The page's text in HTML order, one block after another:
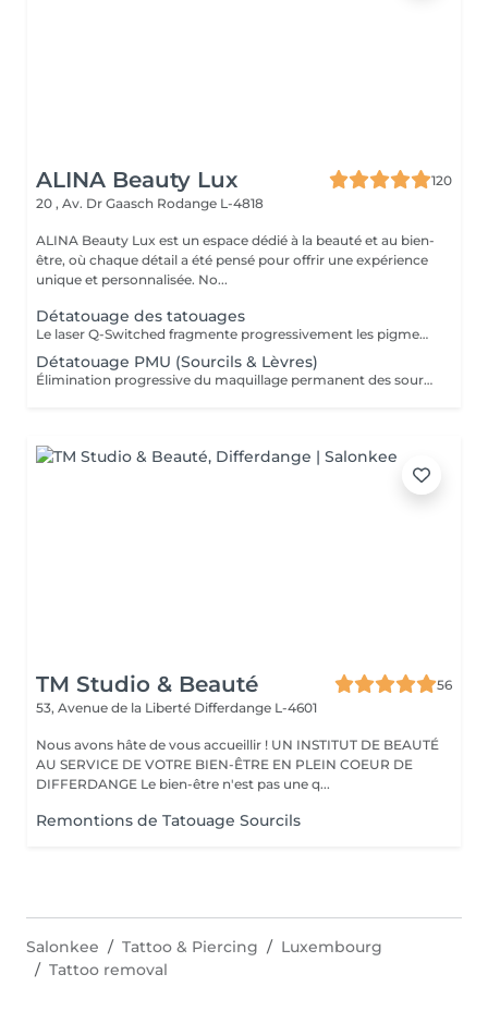
ALINA Beauty Lux
120
20 , Av. Dr Gaasch Rodange L-4818
ALINA Beauty Lux est un espace dédié à la beauté et au bien-
être, où chaque détail a été pensé pour offrir une expérience
unique et personnalisée. No...
Détatouage des tatouages
Le laser Q-Switched fragmente progressivement les pigments du tatouage afin que l'organisme les élimine naturellement. Tatouages noirs Tatouages rouges Tatouages bleus Certains pigments colorés (selon leur composition) En moyenne 4 à 10 séances, espacées de 6 à 8 semaines, sont nécessaires. À LIRE AVANT VOTRE SÉANCE Évitez toute exposition au soleil et aux UV pendant les 2 semaines avant et après la séance. Informez-nous si vous prenez un traitement photosensibilisant. Traitement contre-indiqué pendant la grossesse. Le traitement ne peut pas être réalisé sur une peau infectée, brûlée ou présentant une plaie. Ne pas appliquer de rétinol, d'acides exfoliants ou de produits irritants sur la zone avant et après le traitement. Respectez un délai minimum de 6 à 8 semaines entre chaque séance.
Détatouage PMU (Sourcils & Lèvres)
Élimination progressive du maquillage permanent des sourcils et des lèvres à l'aide d'un laser Q-Switched. Le nombre de séances dépend de: la couleur du pigment la profondeur d'implantation l'ancienneté du maquillage permanent la réaction individuelle de la peau 17 En moyenne 3 à 8 séances, espacées de 6 à 8 semaines, sont nécessaires. À LIRE AVANT VOTRE SÉANCE Évitez toute exposition au soleil et aux UV pendant les 2 semaines avant et après la séance. Informez-nous si vous prenez un traitement photosensibilisant. Traitement contre-indiqué pendant la grossesse. Le traitement ne peut pas être réalisé sur une peau infectée, brûlée ou présentant une plaie. Ne pas appliquer de rétinol, d'acides exfoliants ou de produits irritants sur la zone avant et après le traitement. Respectez un délai minimum de 6 à 8 semaines entre chaque séance.
TM Studio & Beauté
56
53, Avenue de la Liberté Differdange L-4601
Nous avons hâte de vous accueillir ! UN INSTITUT DE BEAUTÉ
AU SERVICE DE VOTRE BIEN-ÊTRE EN PLEIN COEUR DE
DIFFERDANGE Le bien-être n'est pas une q...
Remontions de Tatouage Sourcils
Salonkee Tattoo & Piercing
Luxembourg
Tattoo removal